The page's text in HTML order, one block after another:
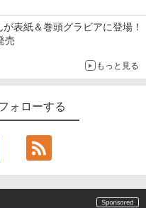
表紙＆巻頭グラビアに登場！
売
もっと見る
ォローする